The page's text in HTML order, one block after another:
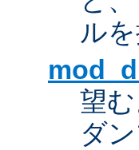
ル
望
ダ